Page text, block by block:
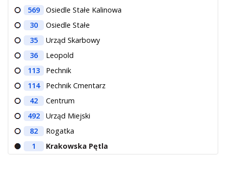
569
Osiedle Stałe Kalinowa
30
Osiedle Stałe
35
Urząd Skarbowy
36
Leopold
113
Pechnik
114
Pechnik Cmentarz
42
Centrum
492
Urząd Miejski
82
Rogatka
1
Krakowska Pętla